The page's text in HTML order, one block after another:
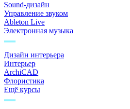
Sound-дизайн
Управление звуком
Ableton Live
Электронная музыка
Дизайн интерьера
Интерьер
ArchiCAD
Флористика
Ещё курсы